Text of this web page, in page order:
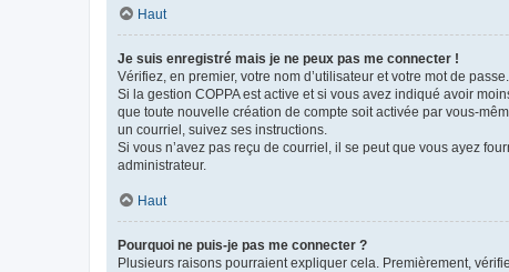
Haut
Je suis enregistré mais je ne peux pas me connecter !
Vérifiez, en premier, votre nom d’utilisateur et votre mot de
Si la gestion COPPA est active et si vous avez indiqué avoir
que toute nouvelle création de compte soit activée par vous-
un courriel, suivez ses instructions.
Si vous n’avez pas reçu de courriel, il se peut que vous ayez
administrateur.
Haut
Pourquoi ne puis-je pas me connecter ?
Plusieurs raisons pourraient expliquer cela. Premièrement,